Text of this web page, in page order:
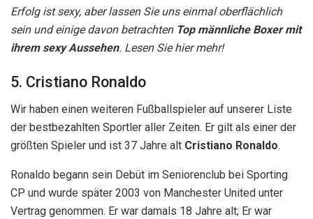
Erfolg ist sexy, aber lassen Sie uns einmal oberflächlich
sein und einige davon betrachten Top männliche Boxer mit
ihrem sexy Aussehen. Lesen Sie hier mehr!
5. Cristiano Ronaldo
Wir haben einen weiteren Fußballspieler auf unserer Liste
der bestbezahlten Sportler aller Zeiten. Er gilt als einer der
größten Spieler und ist 37 Jahre alt Cristiano Ronaldo.
Ronaldo begann sein Debüt im Seniorenclub bei Sporting
CP und wurde später 2003 von Manchester United unter
Vertrag genommen. Er war damals 18 Jahre alt; Er war